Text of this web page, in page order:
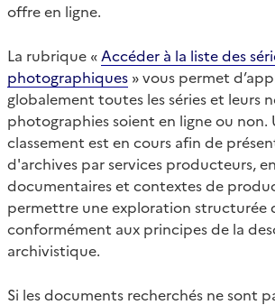
offre en ligne.
La rubrique « Accéder à la liste des
photographiques » vous permet
globalement toutes les séries et leurs
photographies soient en ligne ou non.
classement est en cours afin de
d'archives par services producteurs,
documentaires et contextes de
permettre une exploration structurée
conformément aux principes de la
archivistique.
Si les documents recherchés ne sont